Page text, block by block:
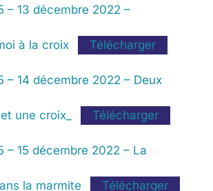
– 13 décembre 2022 –
à la croix Télécharger
– 14 décembre 2022 – Deux
une croix_ Télécharger
– 15 décembre 2022 – La
la marmite Télécharger